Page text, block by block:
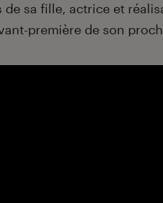
sa fille, actrice et
première de son